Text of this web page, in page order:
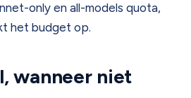
only en all-models quota,
het budget op.
wanneer niet